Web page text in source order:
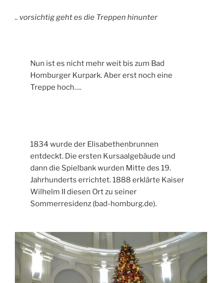
.. vorsichtig geht es die Treppen hinunter
Nun ist es nicht mehr weit bis zum Bad
Homburger Kurpark. Aber erst noch eine
Treppe hoch….
1834 wurde der Elisabethenbrunnen
entdeckt. Die ersten Kursaalgebäude und
dann die Spielbank wurden Mitte des 19.
Jahrhunderts errichtet. 1888 erklärte Kaiser
Wilhelm II diesen Ort zu seiner
Sommerresidenz (bad-homburg.de).